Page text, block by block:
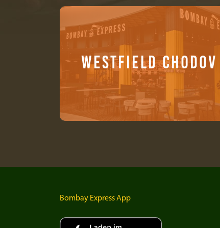
WESTFIELD CHODOV
Bombay Express App